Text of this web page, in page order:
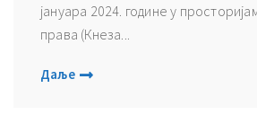
јануара 2024. године у
права (Кнеза...
Даље